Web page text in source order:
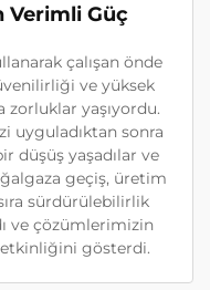
Verimli Güç
çalışan önde
ve yüksek
yaşıyordu.
uyguladıktan sonra
düşüş yaşadılar ve
geçiş, üretim
sürdürülebilirlik
ve çözümlerimizin
gösterdi.